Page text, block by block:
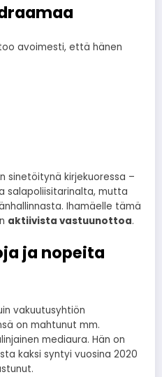
avoimesti, että hänen
sinetöitynä kirjekuoressa –
salapoliisitarinalta, mutta
Ihamäelle tämä
aktiivista vastuunottoa.
ja nopeita
vakuutusyhtiön
on mahtunut mm.
mediaura. Hän on
kaksi syntyi vuosina 2020